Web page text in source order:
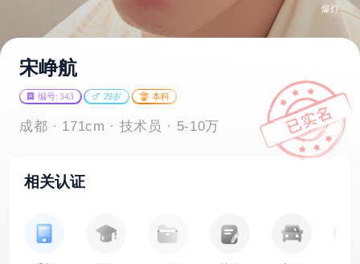
爆灯
宋峥航
编号: 343 29岁 本科
成都 · 171cm · 技术员 · 5-10万
相关认证